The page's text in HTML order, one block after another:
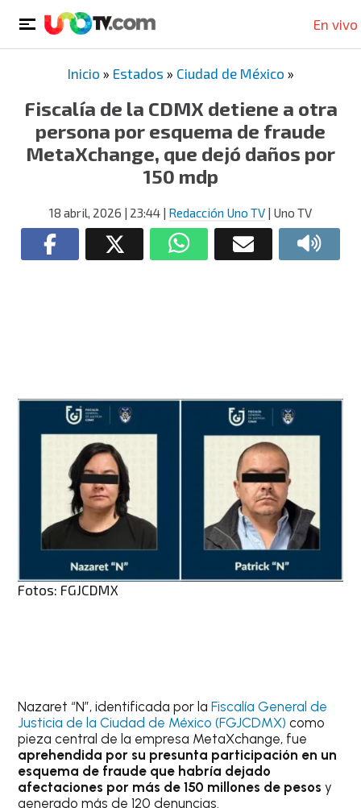
En vivo
Inicio » Estados » Ciudad de México »
Fiscalía de la CDMX detiene a otra
persona por esquema de fraude
MetaXchange, que dejó daños por
150 mdp
18 abril, 2026 | 23:44 | Redacción Uno TV | Uno TV
Fotos: FGJCDMX
Nazaret “N”, identificada por laFiscalía General de
Justicia de la Ciudad de México (FGJCDMX) como
pieza central de la empresa MetaXchange, fue
aprehendida por su presunta participación en un
esquema de fraude que habría dejado
afectaciones por más de 150 millones de pesos y
generado más de 120 denuncias.